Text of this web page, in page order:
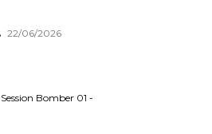
22/06/2026
Bomber 01 -